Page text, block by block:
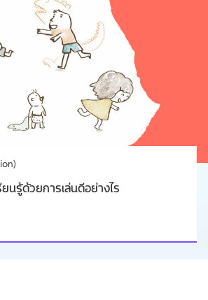
ยนรู้ด้วยการเล่นดีอย่างไร